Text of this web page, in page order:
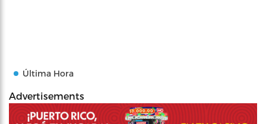
Última Hora
Advertisements